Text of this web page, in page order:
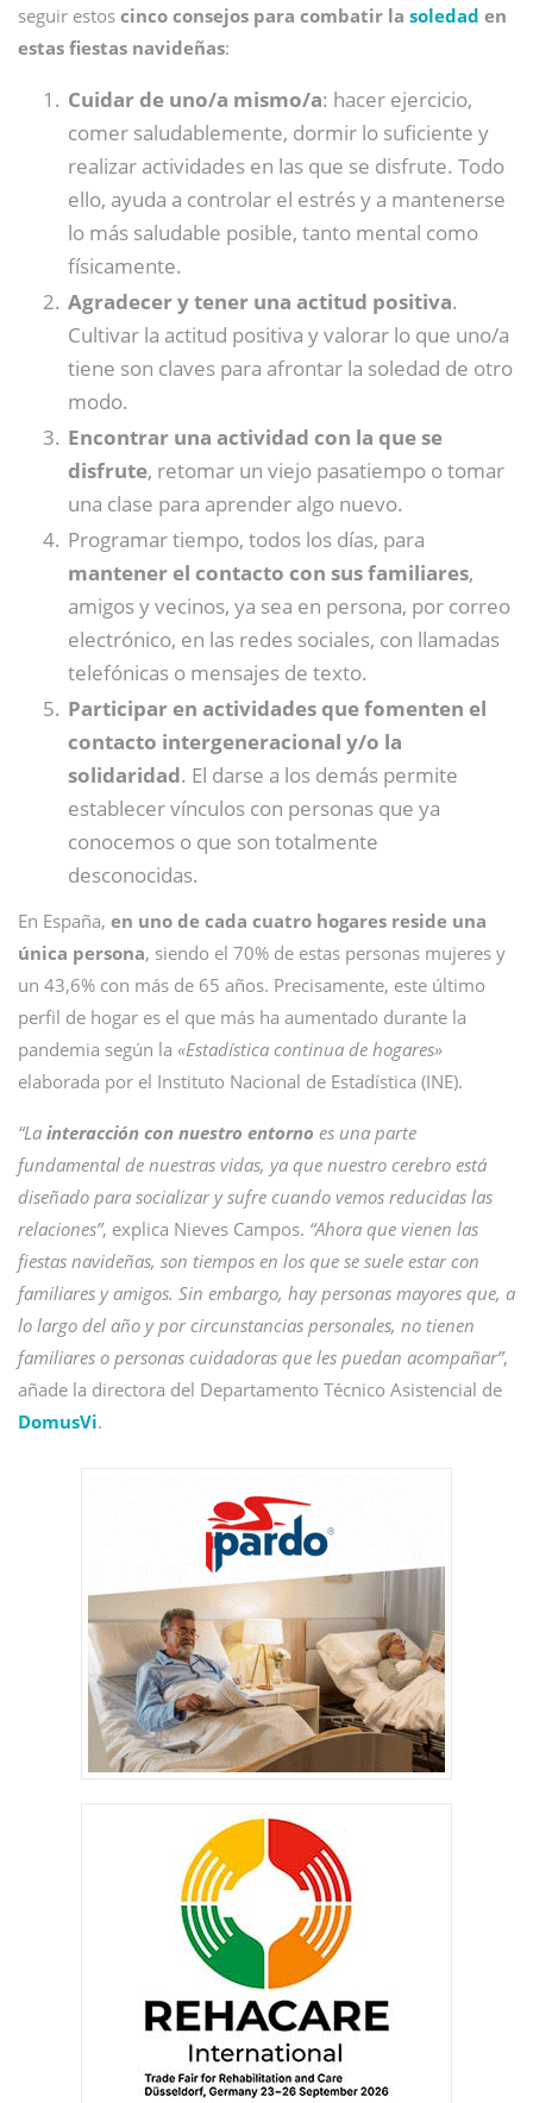
seguir estos cinco consejos para combatir la soledad en
estas fiestas navideñas:
Cuidar de uno/a mismo/a: hacer ejercicio,
comer saludablemente, dormir lo suficiente y
realizar actividades en las que se disfrute. Todo
ello, ayuda a controlar el estrés y a mantenerse
lo más saludable posible, tanto mental como
físicamente.
Agradecer y tener una actitud positiva.
Cultivar la actitud positiva y valorar lo que uno/a
tiene son claves para afrontar la soledad de otro
modo.
Encontrar una actividad con la que se
disfrute, retomar un viejo pasatiempo o tomar
una clase para aprender algo nuevo.
Programar tiempo, todos los días, para
mantener el contacto con sus familiares,
amigos y vecinos, ya sea en persona, por correo
electrónico, en las redes sociales, con llamadas
telefónicas o mensajes de texto.
Participar en actividades que fomenten el
contacto intergeneracional y/o la
solidaridad. El darse a los demás permite
establecer vínculos con personas que ya
conocemos o que son totalmente
desconocidas.
En España, en uno de cada cuatro hogares reside una
única persona, siendo el 70% de estas personas mujeres y
un 43,6% con más de 65 años. Precisamente, este último
perfil de hogar es el que más ha aumentado durante la
pandemia según la «Estadística continua de hogares»
elaborada por el Instituto Nacional de Estadística (INE).
“La interacción con nuestro entorno es una parte
fundamental de nuestras vidas, ya que nuestro cerebro está
diseñado para socializar y sufre cuando vemos reducidas las
relaciones”, explica Nieves Campos. “Ahora que vienen las
fiestas navideñas, son tiempos en los que se suele estar con
familiares y amigos. Sin embargo, hay personas mayores que, a
lo largo del año y por circunstancias personales, no tienen
familiares o personas cuidadoras que les puedan acompañar”,
añade la directora del Departamento Técnico Asistencial de
DomusVi.